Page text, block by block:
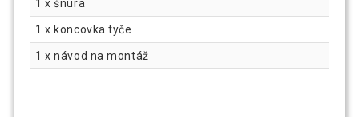
1 x šnúra
1 x koncovka tyče
1 x návod na montáž